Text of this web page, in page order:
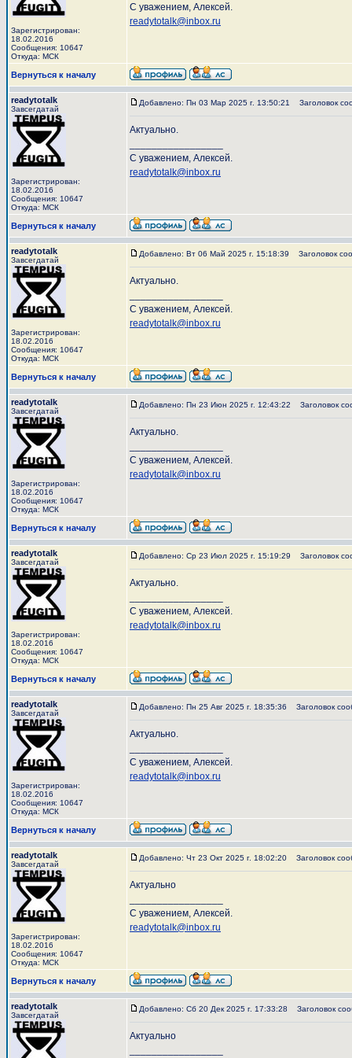
Зарегистрирован:
18.02.2016
Сообщения: 10647
Откуда: МСК
С уважением, Алексей.
readytotalk@inbox.ru
Вернуться к началу
readytotalk
Завсегдатай
Зарегистрирован:
18.02.2016
Сообщения: 10647
Откуда: МСК
Добавлено: Пн 03 Мар 2025 г. 13:50:21 Заголовок
Актуально.
С уважением, Алексей.
readytotalk@inbox.ru
Вернуться к началу
readytotalk
Завсегдатай
Зарегистрирован:
18.02.2016
Сообщения: 10647
Откуда: МСК
Добавлено: Вт 06 Май 2025 г. 15:18:39 Заголовок
Актуально.
С уважением, Алексей.
readytotalk@inbox.ru
Вернуться к началу
readytotalk
Завсегдатай
Зарегистрирован:
18.02.2016
Сообщения: 10647
Откуда: МСК
Добавлено: Пн 23 Июн 2025 г. 12:43:22 Заголовок
Актуально.
С уважением, Алексей.
readytotalk@inbox.ru
Вернуться к началу
readytotalk
Завсегдатай
Зарегистрирован:
18.02.2016
Сообщения: 10647
Откуда: МСК
Добавлено: Ср 23 Июл 2025 г. 15:19:29 Заголовок
Актуально.
С уважением, Алексей.
readytotalk@inbox.ru
Вернуться к началу
readytotalk
Завсегдатай
Зарегистрирован:
18.02.2016
Сообщения: 10647
Откуда: МСК
Добавлено: Пн 25 Авг 2025 г. 18:35:36 Заголовок
Актуально.
С уважением, Алексей.
readytotalk@inbox.ru
Вернуться к началу
readytotalk
Завсегдатай
Зарегистрирован:
18.02.2016
Сообщения: 10647
Откуда: МСК
Добавлено: Чт 23 Окт 2025 г. 18:02:20 Заголовок
Актуально
С уважением, Алексей.
readytotalk@inbox.ru
Вернуться к началу
readytotalk
Завсегдатай
Добавлено: Сб 20 Дек 2025 г. 17:33:28 Заголовок
Актуально